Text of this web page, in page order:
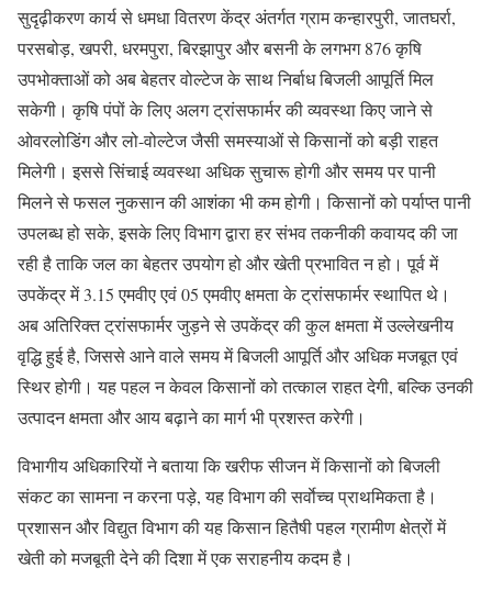
सुदृढ़ीकरण कार्य से धमधा वितरण केंद्र अंतर्गत ग्राम कन्हारपुरी, जातघर्रा,
परसबोड़, खपरी, धरमपुरा, बिरझापुर और बसनी के लगभग 876 कृषि
उपभोक्ताओं को अब बेहतर वोल्टेज के साथ निर्बाध बिजली आपूर्ति मिल
सकेगी। कृषि पंपों के लिए अलग ट्रांसफार्मर की व्यवस्था किए जाने से
ओवरलोडिंग और लो-वोल्टेज जैसी समस्याओं से किसानों को बड़ी राहत
मिलेगी। इससे सिंचाई व्यवस्था अधिक सुचारू होगी और समय पर पानी
मिलने से फसल नुकसान की आशंका भी कम होगी। किसानों को पर्याप्त पानी
उपलब्ध हो सके, इसके लिए विभाग द्वारा हर संभव तकनीकी कवायद की जा
रही है ताकि जल का बेहतर उपयोग हो और खेती प्रभावित न हो। पूर्व में
उपकेंद्र में 3.15 एमवीए एवं 05 एमवीए क्षमता के ट्रांसफार्मर स्थापित थे।
अब अतिरिक्त ट्रांसफार्मर जुड़ने से उपकेंद्र की कुल क्षमता में उल्लेखनीय
वृद्धि हुई है, जिससे आने वाले समय में बिजली आपूर्ति और अधिक मजबूत एवं
स्थिर होगी। यह पहल न केवल किसानों को तत्काल राहत देगी, बल्कि उनकी
उत्पादन क्षमता और आय बढ़ाने का मार्ग भी प्रशस्त करेगी।
विभागीय अधिकारियों ने बताया कि खरीफ सीजन में किसानों को बिजली
संकट का सामना न करना पड़े, यह विभाग की सर्वाेच्च प्राथमिकता है।
प्रशासन और विद्युत विभाग की यह किसान हितैषी पहल ग्रामीण क्षेत्रों में
खेती को मजबूती देने की दिशा में एक सराहनीय कदम है।